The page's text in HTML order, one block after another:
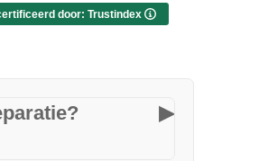
service én de prijs. Altijd
door: Trustindex
▶